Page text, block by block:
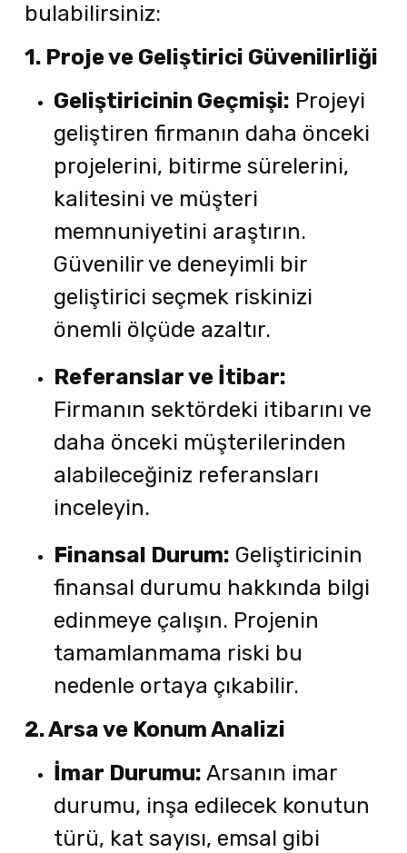
bulabilirsiniz:
1. Proje ve Geliştirici Güvenilirliği
Geliştiricinin Geçmişi: Projeyi
geliştiren firmanın daha önceki
projelerini, bitirme sürelerini,
kalitesini ve müşteri
memnuniyetini araştırın.
Güvenilir ve deneyimli bir
geliştirici seçmek riskinizi
önemli ölçüde azaltır.
Referanslar ve İtibar:
Firmanın sektördeki itibarını ve
daha önceki müşterilerinden
alabileceğiniz referansları
inceleyin.
Finansal Durum: Geliştiricinin
finansal durumu hakkında bilgi
edinmeye çalışın. Projenin
tamamlanmama riski bu
nedenle ortaya çıkabilir.
2. Arsa ve Konum Analizi
İmar Durumu: Arsanın imar
durumu, inşa edilecek konutun
türü, kat sayısı, emsal gibi